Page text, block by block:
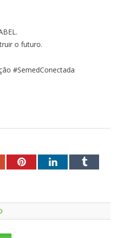
o futuro.
#SemedConectada
PinterestLinkedInTumblr